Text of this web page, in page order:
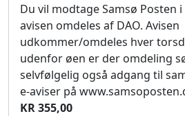
Du vil modtage Samsø Posten
avisen omdeles af DAO. Avisen
udkommer/omdeles hver
udenfor øen er der omdeling
selvfølgelig også adgang til
e-aviser på
KR 355,00